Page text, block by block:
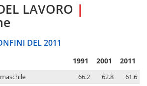
LAVORO |
DEL 2011
1991 2001 2011
66.2 62.8
61.6